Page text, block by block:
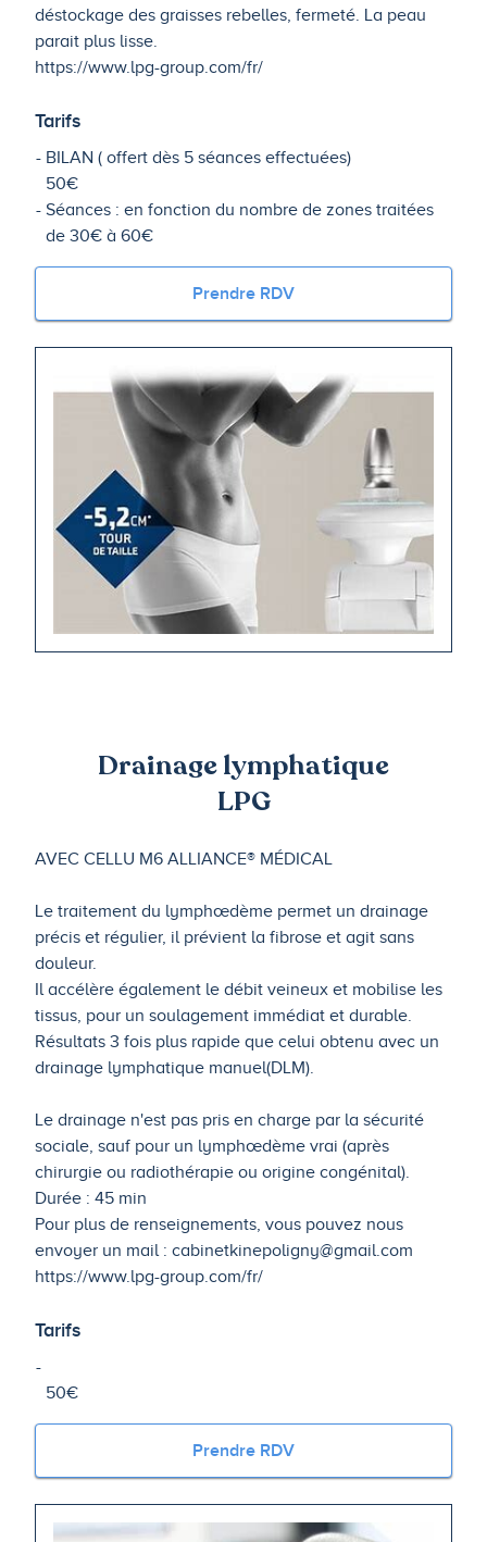
déstockage des graisses rebelles, fermeté. La peau
parait plus lisse.
https://www.lpg-group.com/fr/
Tarifs
BILAN ( offert dès 5 séances effectuées)
50€
Séances : en fonction du nombre de zones traitées
de 30€ à 60€
Prendre RDV
Drainage lymphatique
LPG
AVEC CELLU M6 ALLIANCE® MÉDICAL
Le traitement du lymphœdème permet un drainage
précis et régulier, il prévient la fibrose et agit sans
douleur.
Il accélère également le débit veineux et mobilise les
tissus, pour un soulagement immédiat et durable.
Résultats 3 fois plus rapide que celui obtenu avec un
drainage lymphatique manuel(DLM).
Le drainage n'est pas pris en charge par la sécurité
sociale, sauf pour un lymphœdème vrai (après
chirurgie ou radiothérapie ou origine congénital).
Durée : 45 min
Pour plus de renseignements, vous pouvez nous
envoyer un mail : cabinetkinepoligny@gmail.com
https://www.lpg-group.com/fr/
Tarifs
50€
Prendre RDV